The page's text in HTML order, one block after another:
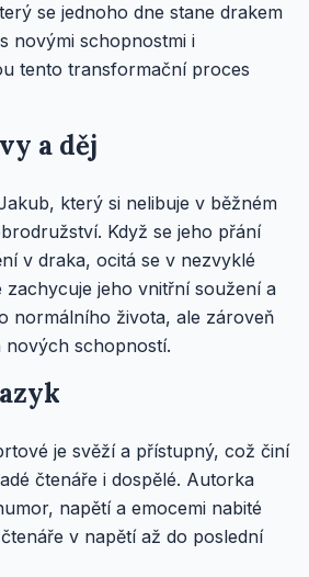
se jednoho dne stane drakem
novými schopnostmi i
tento transformační proces
a děj
který si nelibuje v běžném
Když se jeho přání
v draka, ocitá se v nezvyklé
zachycuje jeho vnitřní soužení a
normálního života, ale zároveň
nových schopností.
je svěží a přístupný, což činí
čtenáře i dospělé. Autorka
napětí a emocemi nabité
v napětí až do poslední